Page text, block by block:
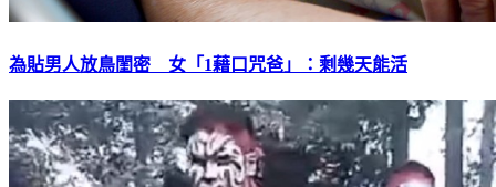
為貼男人放鳥閨密 女「1藉口咒爸」：剩幾天能活